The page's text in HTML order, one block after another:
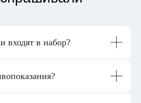
входят в набор?